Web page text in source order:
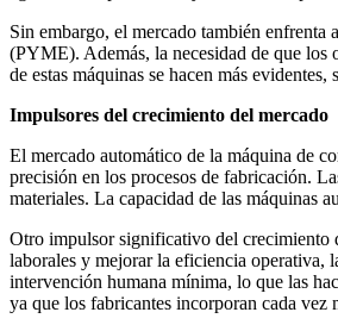
Sin embargo, el mercado también enfrenta
(PYME). Además, la necesidad de que los
de estas máquinas se hacen más
Impulsores del crecimiento del mercado
El mercado automático de la máquina de
precisión en los procesos de fabricación.
materiales. La capacidad de las máquinas
Otro impulsor significativo del crecimiento
laborales y mejorar la eficiencia operativa,
intervención humana mínima, lo que las
ya que los fabricantes incorporan cada